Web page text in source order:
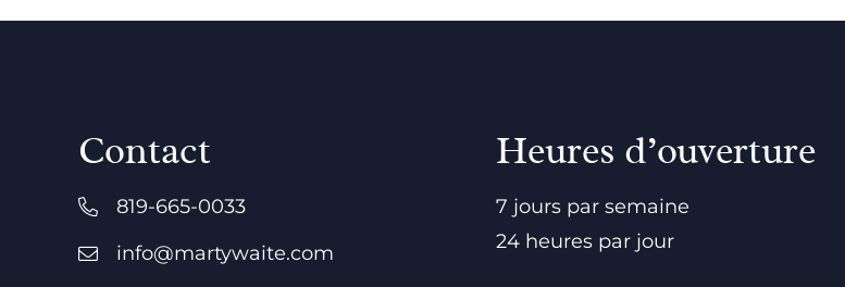
Contact
819-665-0033
info@martywaite.com
Heures d’ouverture
7 jours par semaine
24 heures par jour